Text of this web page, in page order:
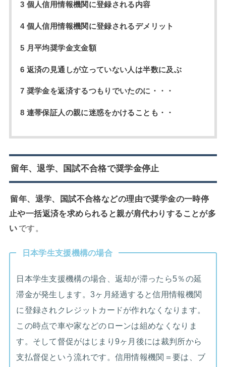
3 個人信用情報機関に登録される内容
4 個人信用情報機関に登録されるデメリット
5 月平均奨学金支金額
6 返済の見通しが立っていない人は半数に及ぶ
7 奨学金を返済するつもりでいたのに・・・
8 連帯保証人の親に迷惑をかけることも・・
留年、退学、国試不合格で奨学金停止
留年、退学、国試不合格などの理由で奨学金の一時停
止や一括返済を求められると親が肩代わりすることが多
い です。
日本学生支援機構の場合
日本学生支援機構の場合、返却が滞ったら5％の延
滞金が発生します。3ヶ月経過すると信用情報機関
に登録されクレジットカードが作れなくなります。
この時点で車や家などのローンは組めなくなりま
す。そして督促がはじまり9ヶ月後には裁判所から
支払督促という流れです。信用情報機関＝要は、ブ